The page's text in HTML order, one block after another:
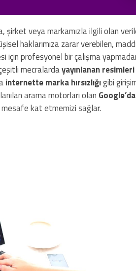
şirket veya markamızla ilgili olan
haklarımıza zarar verebilen,
için profesyonel bir çalışma
mecralardayayınlanan
internette marka hırsızlığıgibi
arama motorları olan
kat etmemizi sağlar.